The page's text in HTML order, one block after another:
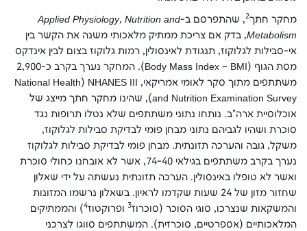
מחקר חתך2, שהתפרסם ב-Applied Physiology, Nutrition and
Metabolism, בדק אם צריכת ממתיק מלאכותי משנה את הקשר בין
אי-סבילות לגלוקוז, תנגודת לאינסולין, רמות גלוקוז בצום לבין אינדקס
מסת הגוף ( Body Mass Index – BMI
). המחקר נערך בקרב כ-2,900
משתתפים מתוך סקר לאומי אמריקאי,
NHANES III
(
National Health
and Nutrition Examination Survey), שהינו מחקר חתך מייצג של
אוכלוסיית ארה"ב. נותחו נתוני משתתפים שלא נטלו תרופות נגד
סוכרת ושהיו לגביהם נתוני מבחן פּוּמי לבדיקת סבילות לגלוקוז,
משקל, גובה והערכה תזונתית. מבחן פּוּמי לבדיקת סבילות לגלוקוז
נערך בקרב משתתפים בגילאי 74-40, אשר לא אובחנו כחולי סוכרת
ואשר לא טופלו באינסולין. הערכה תזונתית נעשתה על ידי שאלון
שחזור מזון של 24 שעות שקדמו לראיון. בשאלון נרשמו המזונות
והמשקאות שנצרכו, סוגי הסוכר (סוכרוז3 ופרוקטוז4) והממתיקים
המלאכותיים (אספרטיים, סוכרזית). המשתתפים סווגו לצרכני